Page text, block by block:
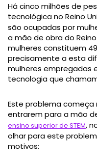
Há cinco milhões de
tecnológica no Reino
são ocupadas por
a mão de obra do
mulheres constituem
precisamente a esta
mulheres empregadas
tecnologia que
Este problema
entrarem para a mão
ensino superior de STEM,
olhar para este
motivos: